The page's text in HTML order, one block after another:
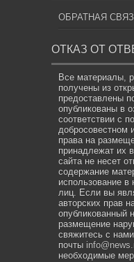
ОБРАТНАЯ
ОТКАЗ ОТ
Все материалы,
получены из
предоставлены
опубликованы в
соответствии с
добросовестном
права на
принадлежат их
сайта не несет
содержание
использование в
лиц. Если вы
авторских прав
опубликованный
размещение
свяжитесь с
почты
необходимые